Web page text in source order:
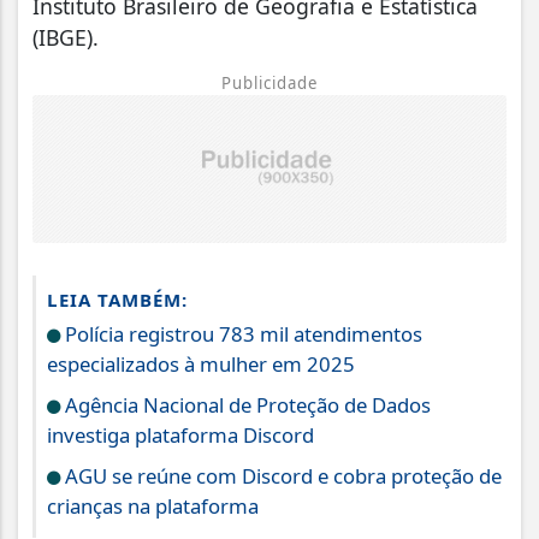
Instituto Brasileiro de Geografia e Estatística
(IBGE).
Publicidade
LEIA TAMBÉM:
Polícia registrou 783 mil atendimentos
especializados à mulher em 2025
Agência Nacional de Proteção de Dados
investiga plataforma Discord
AGU se reúne com Discord e cobra proteção de
crianças na plataforma